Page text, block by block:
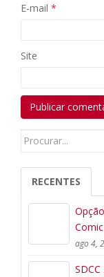
E-mail *
Site
Search
RECENTES
ago 4,